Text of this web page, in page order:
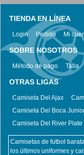
TIENDA EN LÍNEA
Login Pedido Mi
SOBRE NOSOTROS
Método de pago Talla
OTRAS LIGAS
Camiseta Del Ajax
Camiseta Del Boca
Camiseta Del River Plate
Camisetas de futbol
los últimos uniformes y